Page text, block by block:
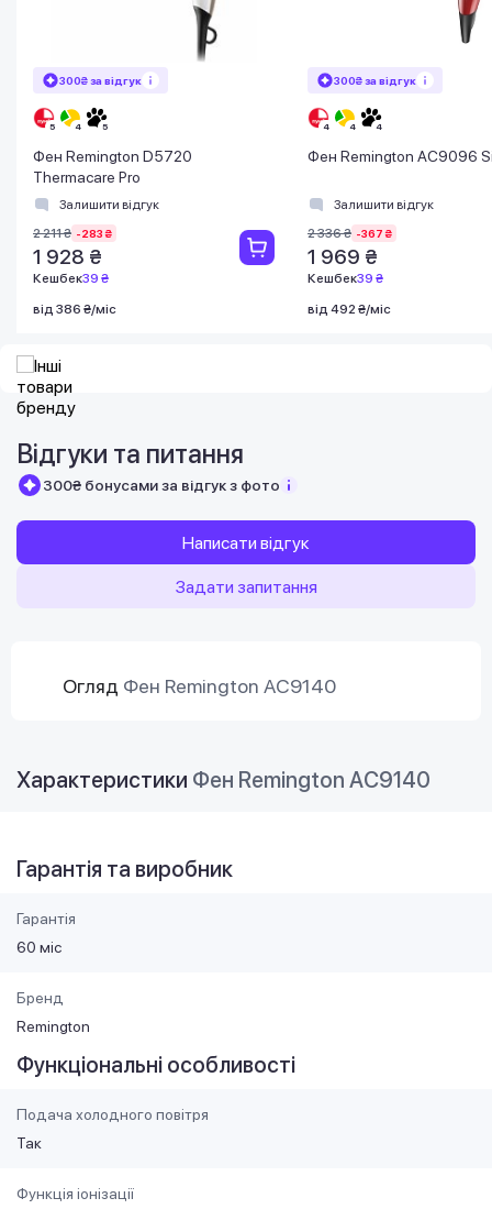
300₴ за відгук
Фен Remington D5720
Thermacare Pro
Залишити відгук
2 211 ₴ -283 ₴
1 928 ₴
Кешбек39 ₴
від 386 ₴/міс
300₴ за відгук
Фен Remington AC9096
Залишити відгук
2 336 ₴ -367 ₴
1 969 ₴
Кешбек39 ₴
від 492 ₴/міс
Відгуки та питання
300₴ бонусами за відгук з фото
Написати відгук
Задати запитання
Огляд Фен Remington AC9140
Характеристики Фен Remington AC9140
Гарантія та виробник
Гарантія
60 міс
Бренд
Remington
Функціональні особливості
Подача холодного повітря
Так
Функція іонізації